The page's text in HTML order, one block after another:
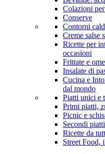
Colazioni
Conserve
Contorni
Creme salse
Ricette per
occasioni
Frittate e
Insalate di
Cucina e
dal mondo
Piatti unici e
Primi piatti,
Picnic e
Secondi
Ricette da
Street Food,